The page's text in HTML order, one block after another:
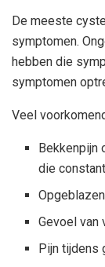
De meeste
symptomen.
hebben die
symptomen
Veel
Bekkenpijn
die
Gevoel van
Pijn tijdens